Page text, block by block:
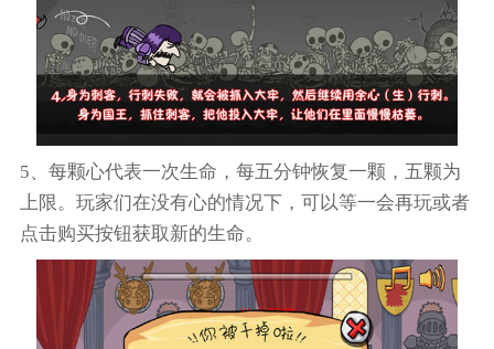
5、每颗心代表一次生命，每五分钟恢复一颗，五颗为
上限。玩家们在没有心的情况下，可以等一会再玩或者
点击购买按钮获取新的生命。